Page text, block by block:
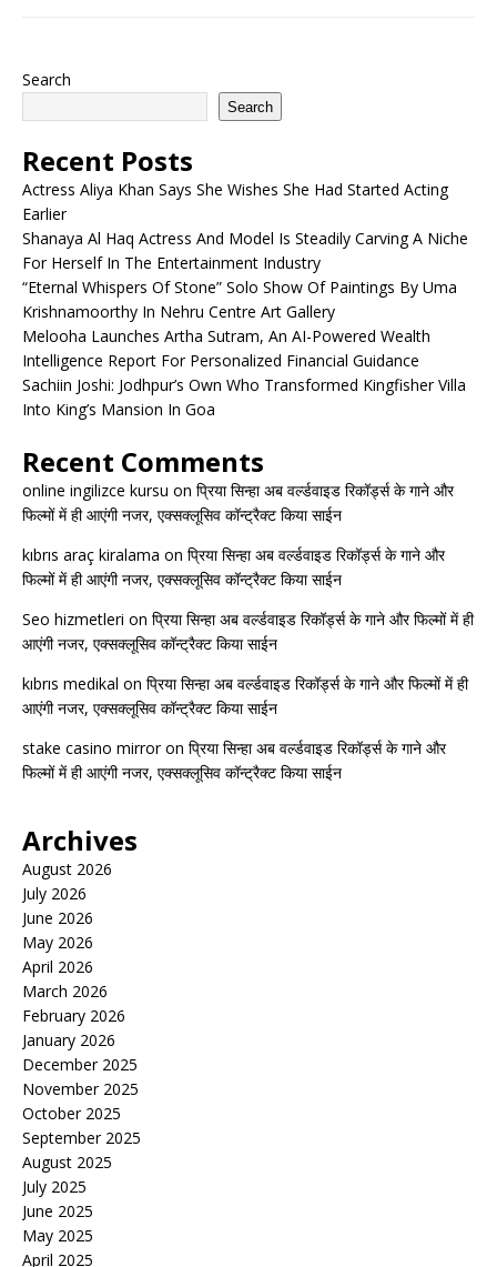
Search
Search
Recent Posts
Actress Aliya Khan Says She Wishes She Had Started Acting
Earlier
Shanaya Al Haq Actress And Model Is Steadily Carving A Niche
For Herself In The Entertainment Industry
“Eternal Whispers Of Stone” Solo Show Of Paintings By Uma
Krishnamoorthy In Nehru Centre Art Gallery
Melooha Launches Artha Sutram, An AI-Powered Wealth
Intelligence Report For Personalized Financial Guidance
Sachiin Joshi: Jodhpur’s Own Who Transformed Kingfisher Villa
Into King’s Mansion In Goa
Recent Comments
online ingilizce kursu on प्रिया सिन्हा अब वर्ल्डवाइड रिकॉर्ड्स के गाने और
फिल्मों में ही आएंगी नजर, एक्सक्लूसिव कॉन्ट्रैक्ट किया साईन
kıbrıs araç kiralama on प्रिया सिन्हा अब वर्ल्डवाइड रिकॉर्ड्स के गाने और
फिल्मों में ही आएंगी नजर, एक्सक्लूसिव कॉन्ट्रैक्ट किया साईन
Seo hizmetleri on प्रिया सिन्हा अब वर्ल्डवाइड रिकॉर्ड्स के गाने और फिल्मों में ही
आएंगी नजर, एक्सक्लूसिव कॉन्ट्रैक्ट किया साईन
kıbrıs medikal on प्रिया सिन्हा अब वर्ल्डवाइड रिकॉर्ड्स के गाने और फिल्मों में ही
आएंगी नजर, एक्सक्लूसिव कॉन्ट्रैक्ट किया साईन
stake casino mirroron प्रिया सिन्हा अब वर्ल्डवाइड रिकॉर्ड्स के गाने और
फिल्मों में ही आएंगी नजर, एक्सक्लूसिव कॉन्ट्रैक्ट किया साईन
Archives
August 2026
July 2026
June 2026
May 2026
April 2026
March 2026
February 2026
January 2026
December 2025
November 2025
October 2025
September 2025
August 2025
July 2025
June 2025
May 2025
April 2025